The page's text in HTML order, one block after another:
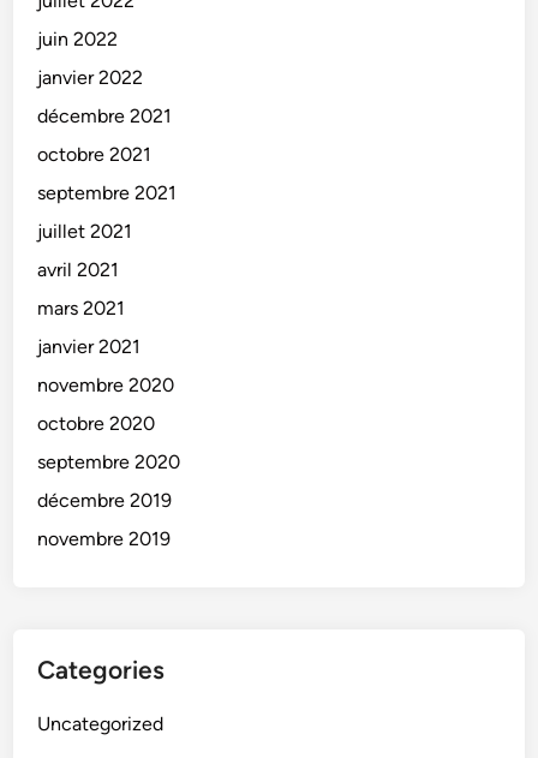
juin 2022
janvier 2022
décembre 2021
octobre 2021
septembre 2021
juillet 2021
avril 2021
mars 2021
janvier 2021
novembre 2020
octobre 2020
septembre 2020
décembre 2019
novembre 2019
Categories
Uncategorized